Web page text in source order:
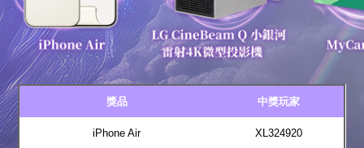
獎品 中獎玩家
iPhone Air XL324920